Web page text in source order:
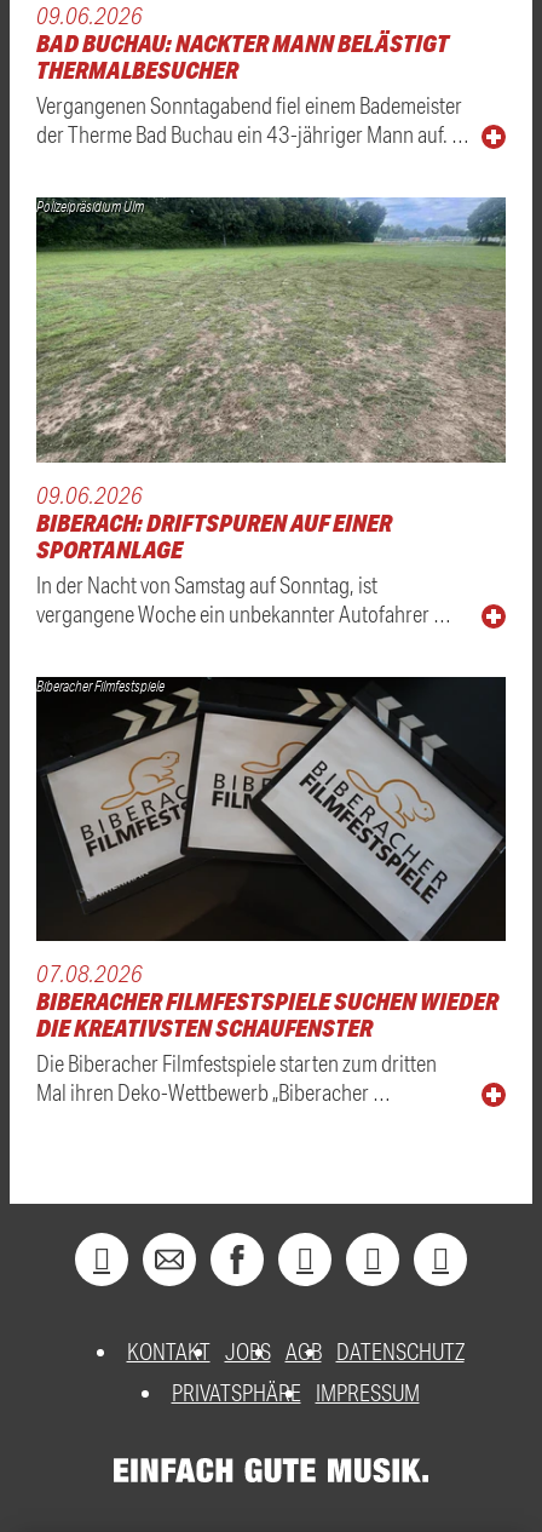
09.06.2026
BAD BUCHAU: NACKTER MANN BELÄSTIGT
THERMALBESUCHER
Vergangenen Sonntagabend fiel einem Bademeister
der Therme Bad Buchau ein 43-jähriger Mann auf. …
Polizeipräsidium Ulm
09.06.2026
BIBERACH: DRIFTSPUREN AUF EINER
SPORTANLAGE
In der Nacht von Samstag auf Sonntag, ist
vergangene Woche ein unbekannter Autofahrer …
Biberacher Filmfestspiele
07.08.2026
BIBERACHER FILMFESTSPIELE SUCHEN WIEDER
DIE KREATIVSTEN SCHAUFENSTER
Die Biberacher Filmfestspiele starten zum dritten
Mal ihren Deko-Wettbewerb „Biberacher …
KONTAKT JOBS AGB DATENSCHUTZ
PRIVATSPHÄRE
IMPRESSUM